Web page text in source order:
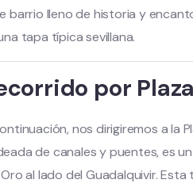
barrio lleno de historia y
tapa típica sevillana.
por
nos dirigiremos a la
de canales y puentes, es
al lado del Guadalquivir.